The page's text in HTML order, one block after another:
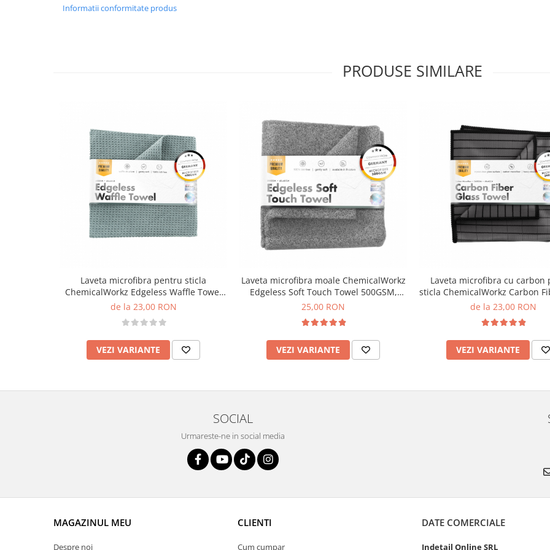
Informatii conformitate produs
PRODUSE SIMILARE
Laveta microfibra pentru sticla
ChemicalWorkz Edgeless Waffle Towel
400GSM, 40x40cm
de la 23,00 RON
VEZI VARIANTE
Laveta microfibra moale ChemicalWorkz
Edgeless Soft Touch Towel 500GSM,
40×40cm
25,00 RON
VEZI VARIANTE
Laveta microfibra cu carbon
sticla ChemicalWorkz Carbon
Towel, 360GSM,
de la 23,00 RON
VEZI VARIANTE
SOCIAL
Urmareste-ne in social media
MAGAZINUL MEU
Despre noi
CLIENTI
Cum cumpar
DATE COMERCIALE
Indetail Online SRL